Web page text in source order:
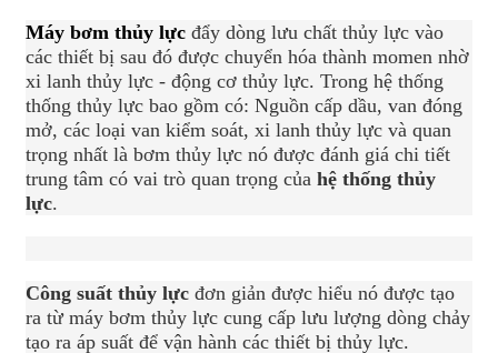
Máy bơm thủy lực đẩy dòng lưu chất thủy lực vào
các thiết bị sau đó được chuyển hóa thành momen nhờ
xi lanh thủy lực - động cơ thủy lực. Trong hệ thống
thống thủy lực bao gồm có: Nguồn cấp dầu, van đóng
mở, các loại van kiểm soát, xi lanh thủy lực và quan
trọng nhất là bơm thủy lực nó được đánh giá chi tiết
trung tâm có vai trò quan trọng của hệ thống thủy
lực.
Công suất thủy lực đơn giản được hiểu nó được tạo
ra từ máy bơm thủy lực cung cấp lưu lượng dòng chảy
tạo ra áp suất để vận hành các thiết bị thủy lực.